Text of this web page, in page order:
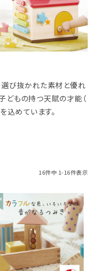
選び抜かれた素材と優れ
どもの持つ天賦の才能（
込めています。
16件中 1-16件表示